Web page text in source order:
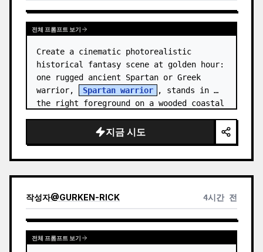
전체 프롬프트 보기
Create a cinematic photorealistic
historical fantasy scene at golden hour:
one rugged ancient Spartan or Greek
warrior,
Spartan warrior
, stands in
the right foreground on a wooded coastal
지금 시도
작성자@GURKEN-RICK 4시간 전
전체 프롬프트 보기